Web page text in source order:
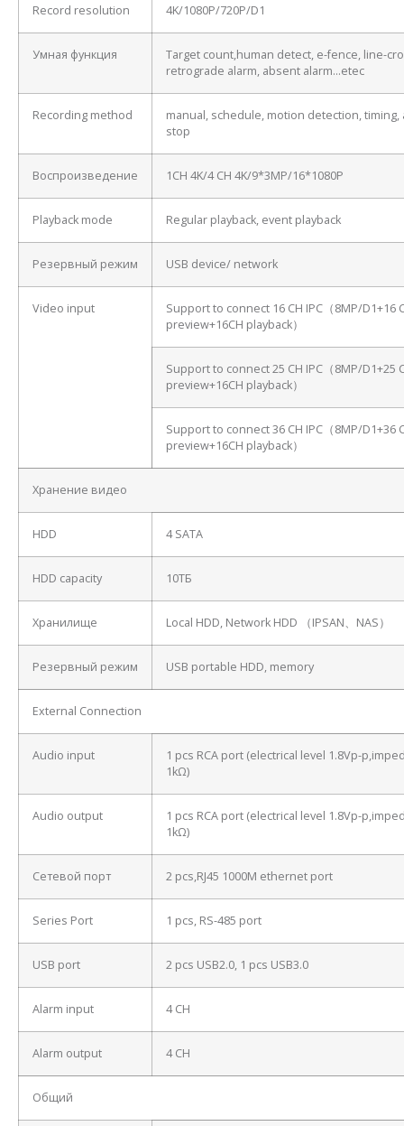
Record resolution 4K/1080P/720P/D1
Умная функция
Target count,human detect, e-fence, line-
retrograde alarm, absent alarm…etec
Recording method
manual, schedule, motion detection, timing,
stop
Воспроизведение 1CH 4K/4 CH 4K/9*3MP/16*1080P
Playback mode Regular playback, event playback
Резервный режим USB device/ network
Video input
Support to connect 16 CH IPC（8MP/D1+16
preview+16CH playback）
Support to connect 25 CH IPC（8MP/D1+25
preview+16CH playback）
Support to connect 36 CH IPC（8MP/D1+36
preview+16CH playback）
Хранение видео
HDD 4 SATA
HDD capacity 10ТБ
Хранилище Local HDD, Network HDD （IPSAN、NAS）
Резервный режим USB portable HDD, memory
External Connection
Audio input
1 pcs RCA port (electrical level 1.8Vp-
1kΩ)
Audio output
1 pcs RCA port (electrical level 1.8Vp-
1kΩ)
Сетевой порт 2 pcs,RJ45 1000M ethernet port
Series Port 1 pcs, RS-485 port
USB port 2 pcs USB2.0, 1 pcs USB3.0
Alarm input 4 CH
Alarm output 4 CH
Общий